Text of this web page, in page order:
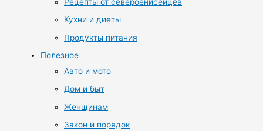
Кухни и диеты
Продукты питания
Полезное
Авто и мото
Дом и быт
Женщинам
Закон и порядок